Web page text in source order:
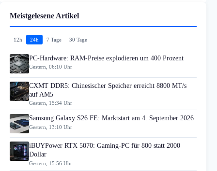
Meistgelesene Artikel
12h 24h 7 Tage 30 Tage
PC-Hardware: RAM-Preise explodieren um 400 Prozent
Gestern, 06:10 Uhr
CXMT DDR5: Chinesischer Speicher erreicht 8800 MT/s
auf AM5
Gestern, 15:34 Uhr
Samsung Galaxy S26 FE: Marktstart am 4. September 2026
Gestern, 13:10 Uhr
iBUYPower RTX 5070: Gaming-PC für 800 statt 2000
Dollar
Gestern, 15:56 Uhr